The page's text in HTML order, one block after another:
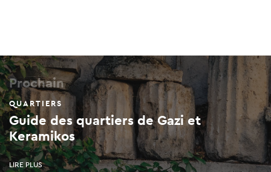
Prochain
QUARTIERS
Guide des quartiers de Gazi et
Keramikos
LIRE PLUS